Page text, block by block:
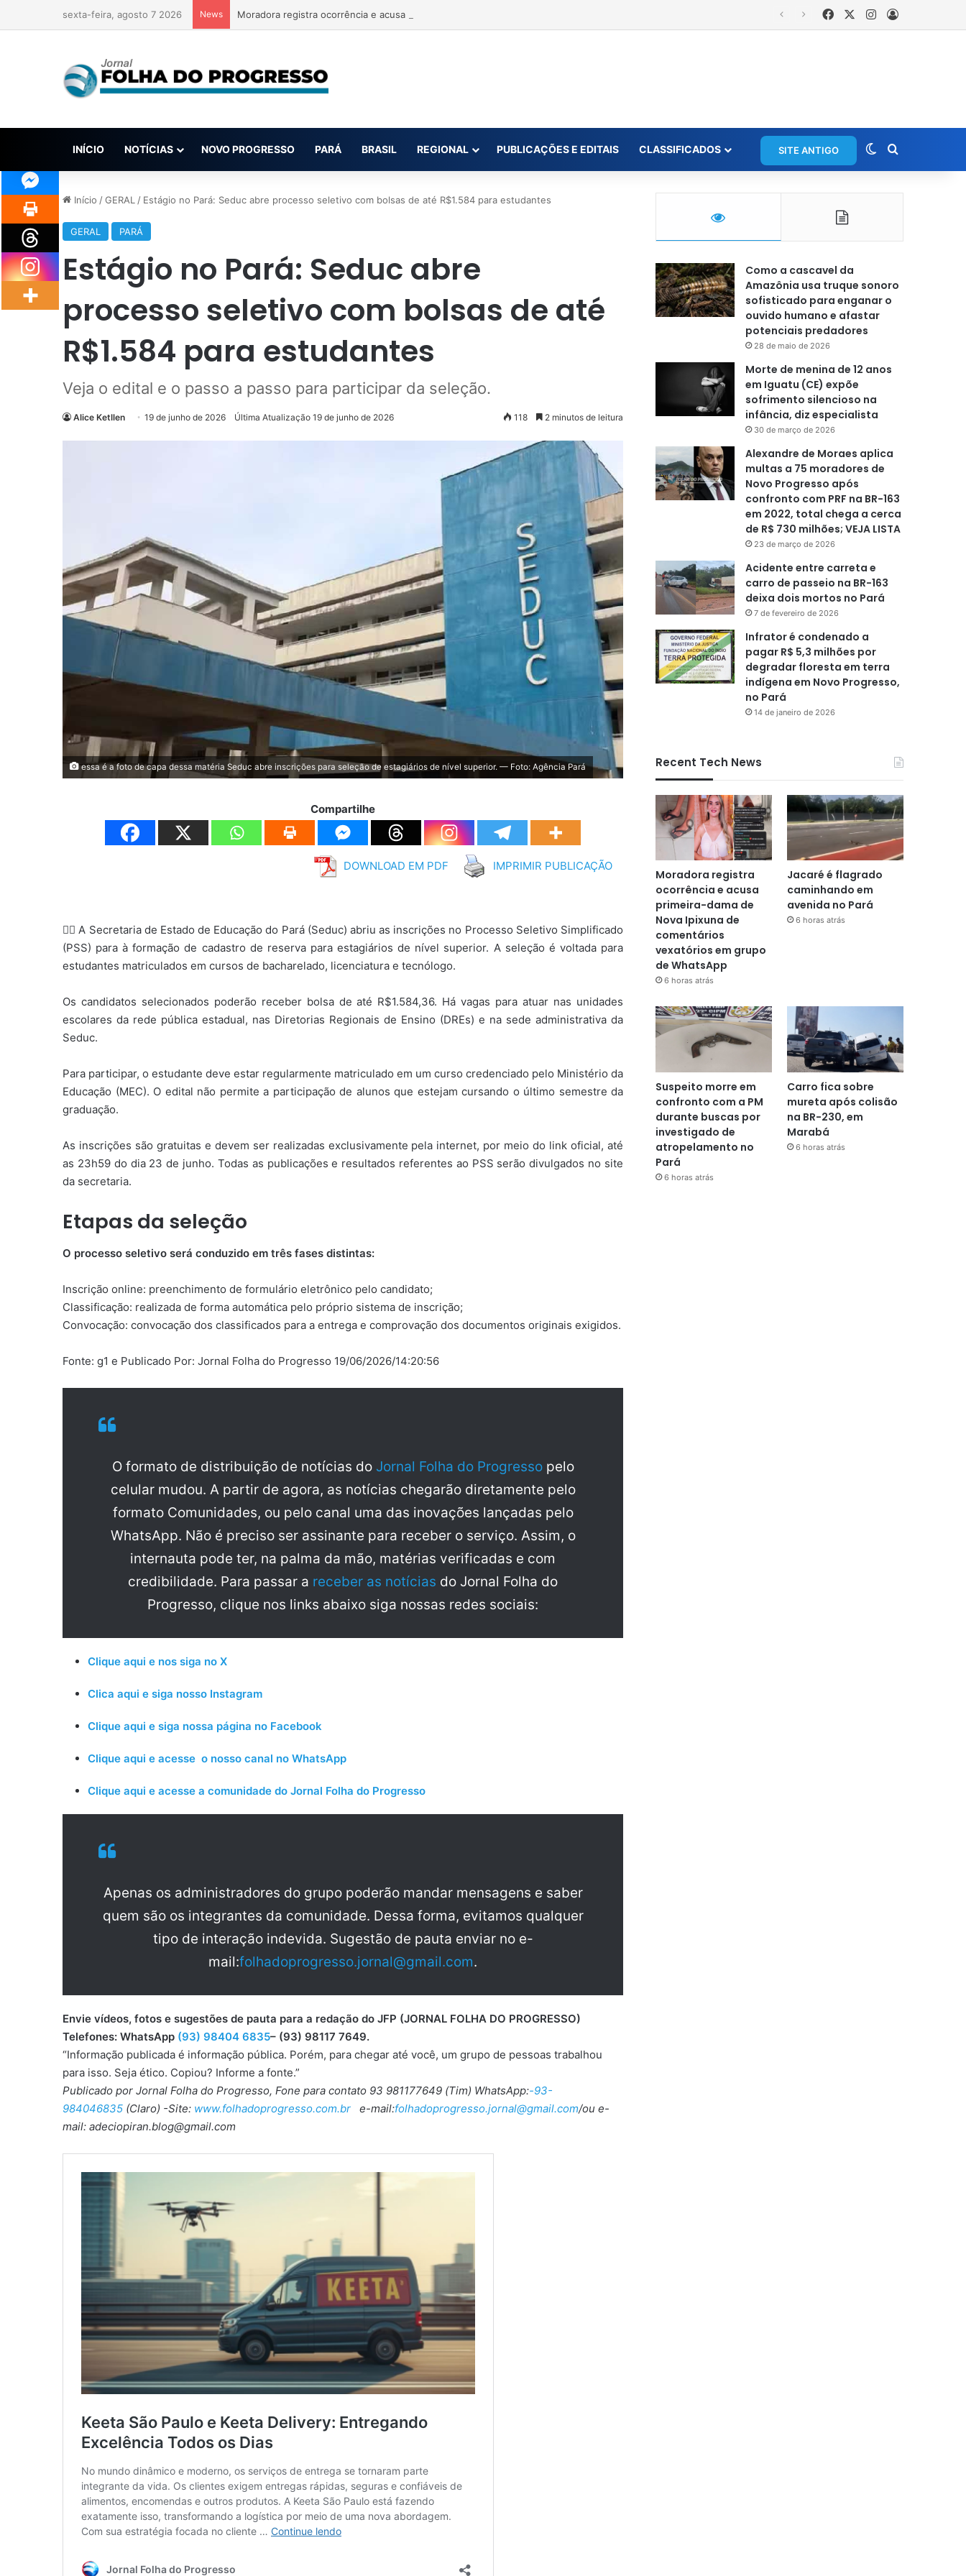
sexta-feira, agosto 7 2026 News FacebookInstagram
Entrar
INÍCIO NOTÍCIAS NOVO PROGRESSO PARÁ BRASIL REGIONAL PUBLICAÇÕES E EDITAIS CLASSIFICADOS SITE ANTIGO Switch skin
Início /GERAL / Estágio no Pará: Seduc abre processo seletivo com bolsas de até R$1.584 para estudantes
GERAL PARÁ
Estágio no Pará: Seduc abre
processo seletivo com bolsas de até
R$1.584 para estudantes
Veja o edital e o passo a passo para participar da seleção.
Alice Ketllen 19 de junho de 2026 Última Atualização 19 de junho de 2026 118 2 minutos de leitura
essa é a foto de capa dessa matéria Seduc abre inscrições para seleção de estagiários de nível superior. — Foto: Agência Pará
Compartilhe
DOWNLOAD EM PDF IMPRIMIR PUBLICAÇÃO
✍🏿 A Secretaria de Estado de Educação do Pará (Seduc) abriu as inscrições no Processo Seletivo Simplificado
(PSS) para à formação de cadastro de reserva para estagiários de nível superior. A seleção é voltada para
estudantes matriculados em cursos de bacharelado, licenciatura e tecnólogo.
Os candidatos selecionados poderão receber bolsa de até R$1.584,36. Há vagas para atuar nas unidades
escolares da rede pública estadual, nas Diretorias Regionais de Ensino (DREs) e na sede administrativa da
Seduc.
Para participar, o estudante deve estar regularmente matriculado em um curso credenciado pelo Ministério da
Educação (MEC). O edital não permite a participação de alunos que estejam cursando o último semestre da
graduação.
As inscrições são gratuitas e devem ser realizadas exclusivamente pela internet, por meio do link oficial, até
as 23h59 do dia 23 de junho. Todas as publicações e resultados referentes ao PSS serão divulgados no site
da secretaria.
Etapas da seleção
O processo seletivo será conduzido em três fases distintas:
Inscrição online: preenchimento de formulário eletrônico pelo candidato;
Classificação: realizada de forma automática pelo próprio sistema de inscrição;
Convocação: convocação dos classificados para a entrega e comprovação dos documentos originais exigidos.
Fonte: g1 e Publicado Por: Jornal Folha do Progresso 19/06/2026/14:20:56
O formato de distribuição de notícias do Jornal Folha do Progresso pelo
celular mudou. A partir de agora, as notícias chegarão diretamente pelo
formato Comunidades, ou pelo canal uma das inovações lançadas pelo
WhatsApp. Não é preciso ser assinante para receber o serviço. Assim, o
internauta pode ter, na palma da mão, matérias verificadas e com
credibilidade. Para passar a receber as notícias do Jornal Folha do
Progresso, clique nos links abaixo siga nossas redes sociais:
Clique aqui e nos siga no X
Clica aqui e siga nosso Instagram
Clique aqui e siga nossa página no Facebook
Clique aqui e acesse o nosso canal no WhatsApp
Clique aqui e acesse a comunidade do Jornal Folha do Progresso
Apenas os administradores do grupo poderão mandar mensagens e saber
quem são os integrantes da comunidade. Dessa forma, evitamos qualquer
tipo de interação indevida. Sugestão de pauta enviar no e-
mail:folhadoprogresso.jornal@gmail.com.
Envie vídeos, fotos e sugestões de pauta para a redação do JFP (JORNAL FOLHA DO PROGRESSO)
Telefones: WhatsApp (93) 98404 6835– (93) 98117 7649.
“Informação publicada é informação pública. Porém, para chegar até você, um grupo de pessoas trabalhou
para isso. Seja ético. Copiou? Informe a fonte.”
Publicado por Jornal Folha do Progresso, Fone para contato 93 981177649 (Tim) WhatsApp:-93-
984046835 (Claro) -Site: www.folhadoprogresso.com.br e-mail:folhadoprogresso.jornal@gmail.com/ou e-
mail: adeciopiran.blog@gmail.com
Como a cascavel da
Amazônia usa truque sonoro
sofisticado para enganar o
ouvido humano e afastar
potenciais predadores
28 de maio de 2026
Morte de menina de 12 anos
em Iguatu (CE) expõe
sofrimento silencioso na
infância, diz especialista
30 de março de 2026
Alexandre de Moraes aplica
multas a 75 moradores de
Novo Progresso após
confronto com PRF na BR-163
em 2022, total chega a cerca
de R$ 730 milhões; VEJA LISTA
23 de março de 2026
Acidente entre carreta e
carro de passeio na BR-163
deixa dois mortos no Pará
7 de fevereiro de 2026
Infrator é condenado a
pagar R$ 5,3 milhões por
degradar floresta em terra
indígena em Novo Progresso,
no Pará
14 de janeiro de 2026
Recent Tech News
Moradora registra
ocorrência e acusa
primeira-dama de
Nova Ipixuna de
comentários
vexatórios em grupo
de WhatsApp
6 horas atrás
Jacaré é flagrado
caminhando em
avenida no Pará
6 horas atrás
Suspeito morre em
confronto com a PM
durante buscas por
investigado de
atropelamento no
Pará
6 horas atrás
Carro fica sobre
mureta após colisão
na BR-230, em
Marabá
6 horas atrás